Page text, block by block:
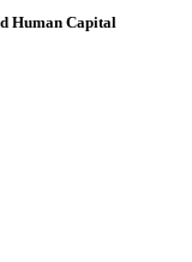
Human Capital